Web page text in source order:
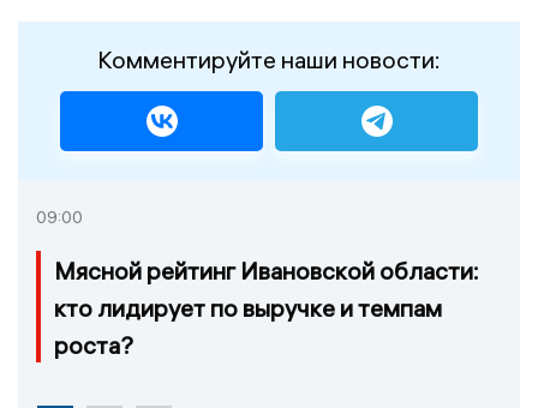
Комментируйте наши новости:
09:00
Мясной рейтинг Ивановской области:
кто лидирует по выручке и темпам
роста?